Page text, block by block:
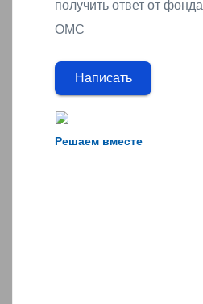
Решаем вместе
получить ответ от фонда
ОМС
Написать